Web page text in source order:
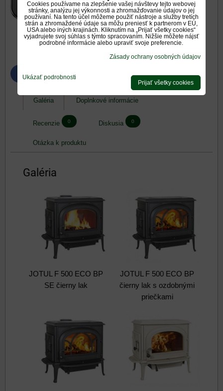
FacebookTwitter Bluesky LinkedInWhatsApp
E-
mail
Galéria Doplnkové informácie
Recenzie 0 Diskusia 0
Otázka k produktu
Galéria
JOTUL F 500 ECO BP
SE čierny lak
JOTUL F 500 ECO BP
čierny lak s ozdobnými
priečkami
Cookies používame na zlepšenie vašej návštevy tejto webovej
stránky, analýzu jej výkonnosti a zhromažďovanie údajov o jej
používaní. Na tento účel môžeme použiť nástroje a služby tretích
strán a zhromaždené údaje sa môžu preniesť k partnerom v EÚ,
USA alebo iných krajinách. Kliknutím na „Prijať všetky cookies“
vyjadrujete svoj súhlas s týmto spracovaním. Nižšie môžete nájsť
podrobné informácie alebo upraviť svoje preferencie.
Zásady ochrany osobných údajov
Ukázať podrobnosti
Prijať všetky cookies